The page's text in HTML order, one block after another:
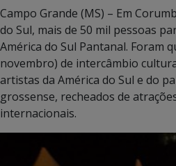
Campo Grande (MS) – Em
do Sul, mais de 50 mil pessoas
América do Sul Pantanal. Foram
novembro) de intercâmbio
artistas da América do Sul e do
grossense, recheados de
internacionais.